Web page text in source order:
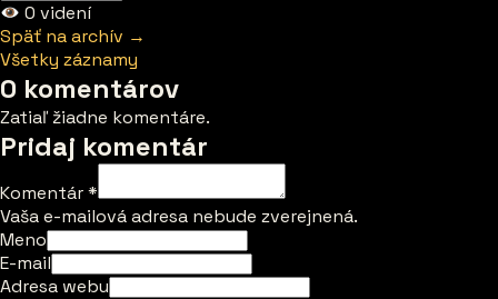
0 videní
Späť na archív →
Všetky záznamy
0 komentárov
Zatiaľ žiadne komentáre.
Pridaj komentár
Komentár*
Vaša e-mailová adresa nebude zverejnená.
Meno
E-mail
Adresa webu